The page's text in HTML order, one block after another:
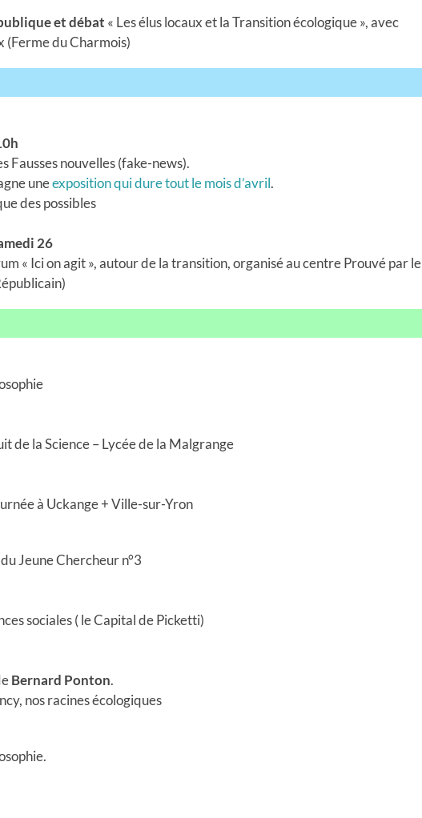
et débat « Les élus locaux et la Transition écologique », avec
(Ferme du Charmois)
Fausses nouvelles (fake-news).
uneexposition qui dure tout le mois d’avril.
des possibles
26
« Ici on agit », autour de la transition, organisé au centre Prouvé par le
de la Science – Lycée de la Malgrange
à Uckange + Ville-sur-Yron
Jeune Chercheur n°3
sociales ( le Capital de Picketti)
Bernard Ponton.
nos racines écologiques